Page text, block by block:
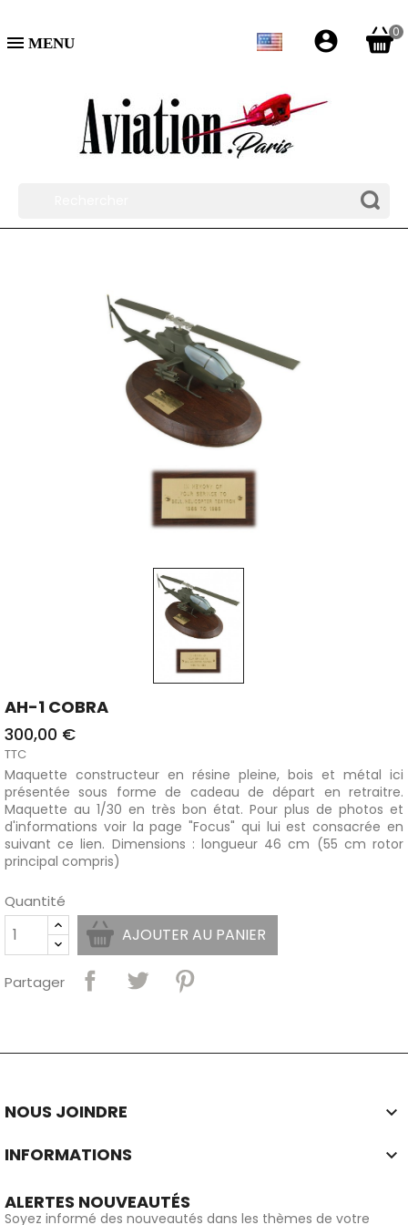

0
account_circle
AH-1 COBRA
300,00 €
TTC
Maquette constructeur en résine pleine, bois et métal ici
présentée sous forme de cadeau de départ en retraitre.
Maquette au 1/30 en très bon état. Pour plus de photos et
d'informations voir la page "Focus" qui lui est consacrée en
suivant ce lien. Dimensions : longueur 46 cm (55 cm rotor
principal compris)
Quantité
AJOUTER AU PANIER
Partager
NOUS JOINDRE 
INFORMATIONS 
ALERTES NOUVEAUTÉS
Soyez informé des nouveautés dans les thèmes de votre